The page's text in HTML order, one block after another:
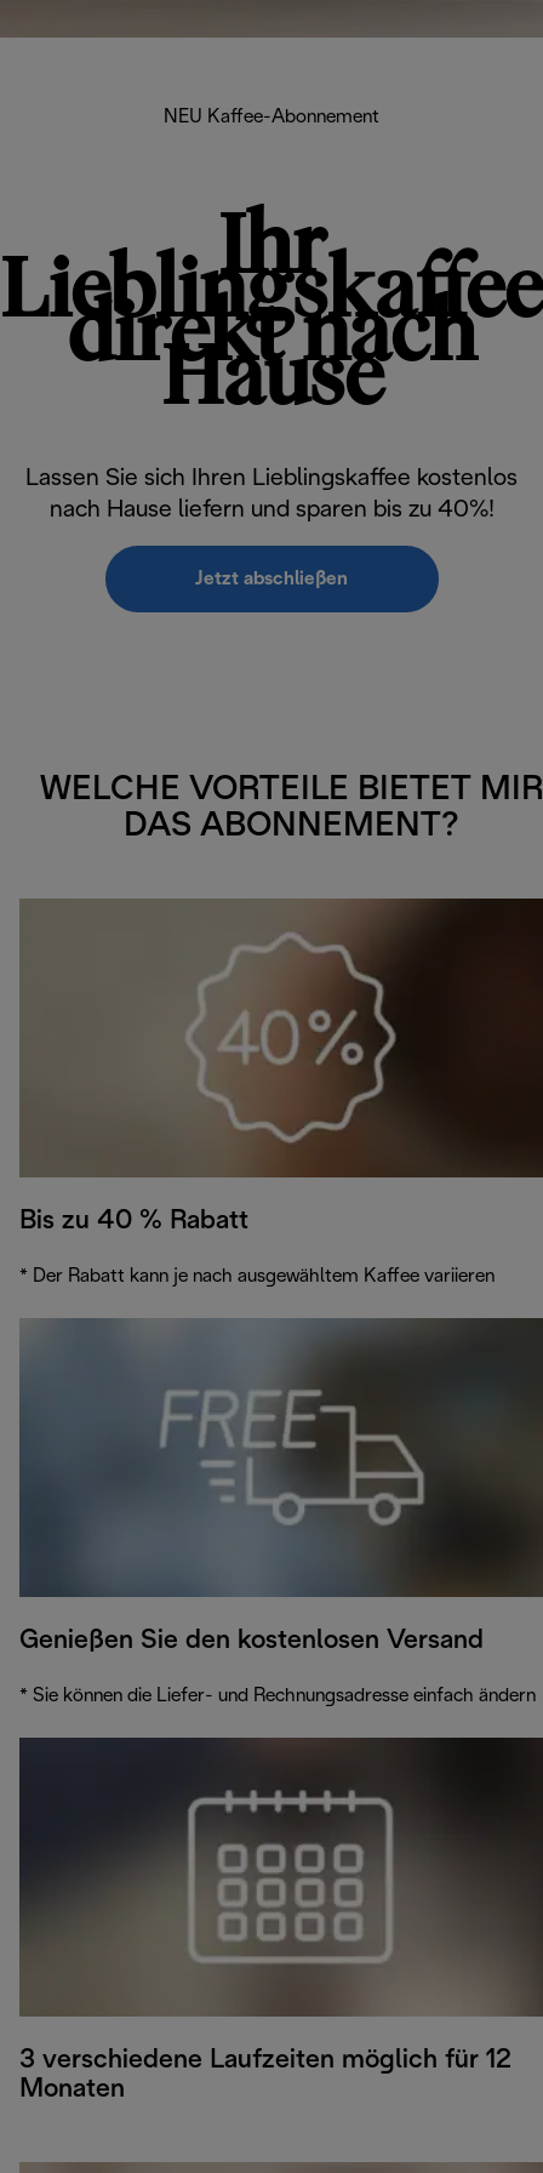
NEU Kaffee-Abonnement
Ihr
Lieblingskaffee
direkt nach
Hause
Lassen Sie sich Ihren Lieblingskaffee kostenlos
nach Hause liefern und sparen bis zu 40%!
Jetzt abschließen
WELCHE VORTEILE BIETET MIR
DAS ABONNEMENT?
Bis zu 40 % Rabatt
* Der Rabatt kann je nach ausgewähltem Kaffee variieren
Genießen Sie den kostenlosen Versand
* Sie können die Liefer- und Rechnungsadresse einfach ändern
3 verschiedene Laufzeiten möglich für 12
Monaten